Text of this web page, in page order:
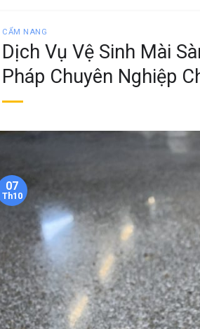
CẨM NANG
Dịch Vụ Vệ Sinh Mài
Pháp Chuyên Nghiệp
07
Th10